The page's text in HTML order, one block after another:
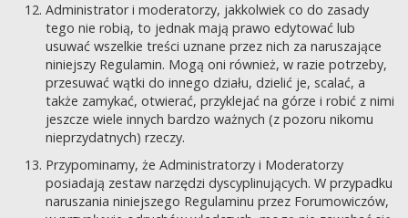
Administrator i moderatorzy, jakkolwiek co do zasady
tego nie robią, to jednak mają prawo edytować lub
usuwać wszelkie treści uznane przez nich za naruszające
niniejszy Regulamin. Mogą oni również, w razie potrzeby,
przesuwać wątki do innego działu, dzielić je, scalać, a
także zamykać, otwierać, przyklejać na górze i robić z nimi
jeszcze wiele innych bardzo ważnych (z pozoru nikomu
nieprzydatnych) rzeczy.
Przypominamy, że Administratorzy i Moderatorzy
posiadają zestaw narzędzi dyscyplinujących. W przypadku
naruszania niniejszego Regulaminu przez Forumowiczów,